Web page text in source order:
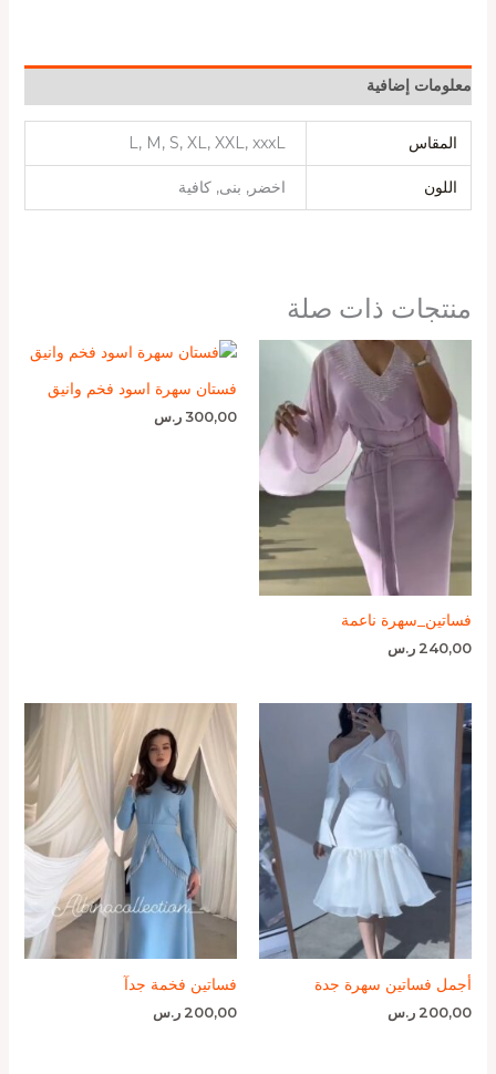
معلومات إضافية
المقاس L, M, S, XL, XXL, xxxL
اللون اخضر, بنى, كافية
منتجات ذات صلة
فساتين_سهرة ناعمة
240,00 ر.س
فستان سهرة اسود فخم وانيق
300,00 ر.س
أجمل فساتين سهرة جدة
200,00 ر.س
فساتين فخمة جدآ
200,00 ر.س